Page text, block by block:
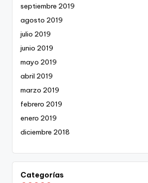
septiembre 2019
agosto 2019
julio 2019
junio 2019
mayo 2019
abril 2019
marzo 2019
febrero 2019
enero 2019
diciembre 2018
Categorías